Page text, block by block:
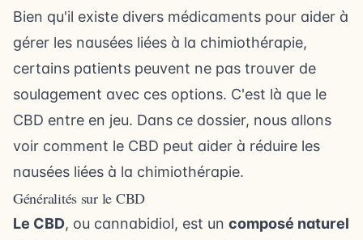
Bien qu'il existe divers médicaments pour aider à
gérer les nausées liées à la chimiothérapie,
certains patients peuvent ne pas trouver de
soulagement avec ces options. C'est là que le
CBD entre en jeu. Dans ce dossier, nous allons
voir comment le CBD peut aider à réduire les
nausées liées à la chimiothérapie.
Généralités sur le CBD
Le CBD, ou cannabidiol, est un composé naturel